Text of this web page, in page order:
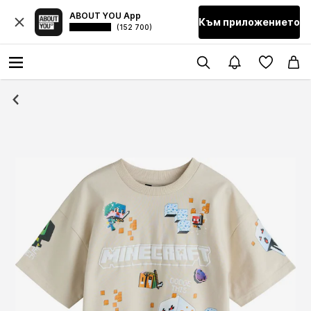
ABOUT YOU App
(152 700) Към приложението